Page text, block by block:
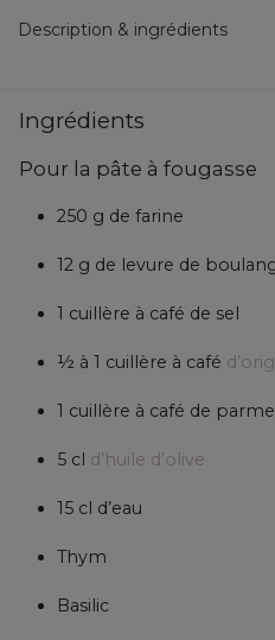
Description & ingrédients
Ingrédients
Pour la pâte à fougasse
250 g de farine
12 g de levure de
1 cuillère à café de sel
½ à 1 cuillère à café
1 cuillère à café de
5 cl d’huile d’olive
15 cl d’eau
Thym
Basilic